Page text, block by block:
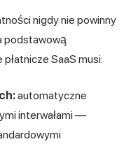
nigdy nie powinny
podstawową
SaaS musi:
automatyczne
interwałami —